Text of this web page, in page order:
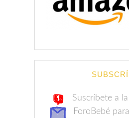
Suscríbete a
ForoBebé